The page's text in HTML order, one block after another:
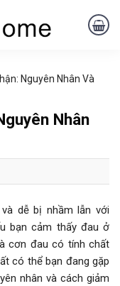
Nguyên Nhân Và
Nhân
dễ bị nhầm lẫn với
bạn cảm thấy đau ở
cơn đau có tính chất
có thể bạn đang gặp
nhân và cách giảm